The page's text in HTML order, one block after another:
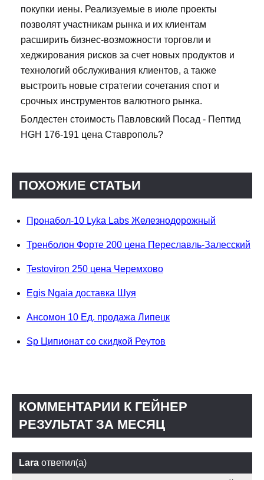
покупки иены. Реализуемые в июле проекты
позволят участникам рынка и их клиентам
расширить бизнес-возможности торговли и
хеджирования рисков за счет новых продуктов и
технологий обслуживания клиентов, а также
выстроить новые стратегии сочетания спот и
срочных инструментов валютного рынка.
Болдестен стоимость Павловский Посад - Пептид
HGH 176-191 цена Ставрополь?
ПОХОЖИЕ СТАТЬИ
Пронабол-10 Lyka Labs Железнодорожный
Тренболон Форте 200 цена Переславль-Залесский
Testoviron 250 цена Черемхово
Egis Ngaia доставка Шуя
Ансомон 10 Ед. продажа Липецк
Sp Ципионат со скидкой Реутов
КОММЕНТАРИИ К ГЕЙНЕР
РЕЗУЛЬТАТ ЗА МЕСЯЦ
Lara ответил(а)